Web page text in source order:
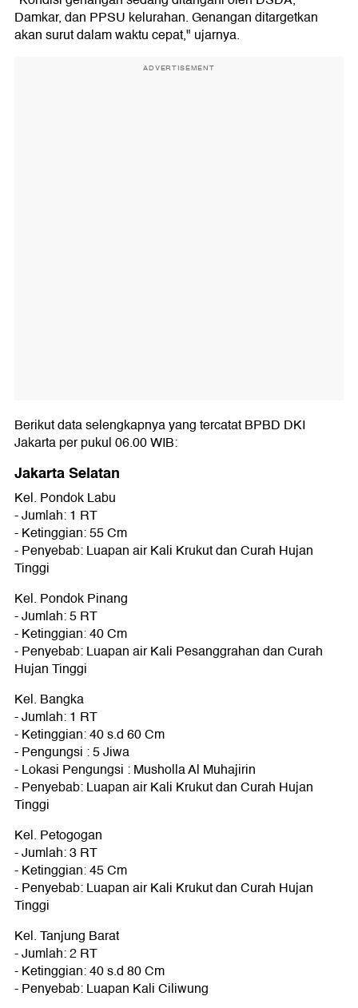
Damkar, dan PPSU kelurahan. Genangan ditargetkan
akan surut dalam waktu cepat," ujarnya.
ADVERTISEMENT
Berikut data selengkapnya yang tercatat BPBD DKI
Jakarta per pukul 06.00 WIB:
Jakarta Selatan
Kel. Pondok Labu
- Jumlah: 1 RT
- Ketinggian: 55 Cm
- Penyebab: Luapan air Kali Krukut dan Curah Hujan
Tinggi
Kel. Pondok Pinang
- Jumlah: 5 RT
- Ketinggian: 40 Cm
- Penyebab: Luapan air Kali Pesanggrahan dan Curah
Hujan Tinggi
Kel. Bangka
- Jumlah: 1 RT
- Ketinggian: 40 s.d 60 Cm
- Pengungsi : 5 Jiwa
- Lokasi Pengungsi : Musholla Al Muhajirin
- Penyebab: Luapan air Kali Krukut dan Curah Hujan
Tinggi
Kel. Petogogan
- Jumlah: 3 RT
- Ketinggian: 45 Cm
- Penyebab: Luapan air Kali Krukut dan Curah Hujan
Tinggi
Kel. Tanjung Barat
- Jumlah: 2 RT
- Ketinggian: 40 s.d 80 Cm
- Penyebab: Luapan Kali Ciliwung